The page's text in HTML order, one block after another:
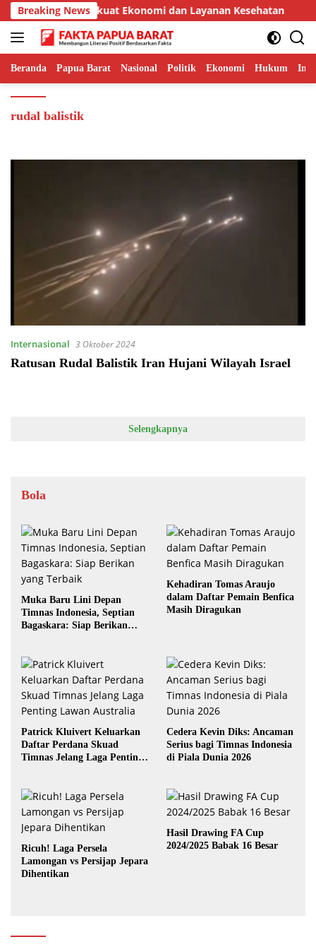
Langsung
ke
konten
Breaking News
Serui untuk Perkuat Ekonomi dan Layanan Kesehatan
Beranda Papua Barat Nasional Politik Ekonomi Hukum
rudal balistik
Internasional 3 Oktober 2024
Ratusan Rudal Balistik Iran Hujani Wilayah Israel
Selengkapnya
Bola
Muka Baru Lini Depan
Timnas Indonesia, Septian
Bagaskara: Siap Berikan
Kehadiran Tomas Araujo
dalam Daftar Pemain Benfica
Masih Diragukan
Patrick Kluivert Keluarkan
Daftar Perdana Skuad
Timnas Jelang Laga Penting
Cedera Kevin Diks: Ancaman
Serius bagi Timnas Indonesia
di Piala Dunia 2026
Ricuh! Laga Persela
Lamongan vs Persijap Jepara
Dihentikan
Hasil Drawing FA Cup
2024/2025 Babak 16 Besar